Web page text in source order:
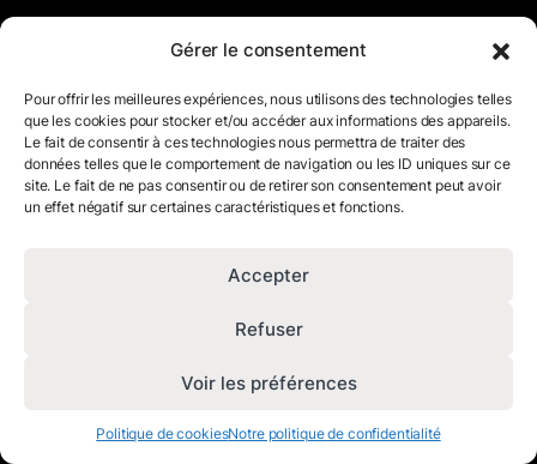
Gérer le consentement
Pour offrir les meilleures expériences, nous utilisons des technologies telles
que les cookies pour stocker et/ou accéder aux informations des appareils.
Le fait de consentir à ces technologies nous permettra de traiter des
données telles que le comportement de navigation ou les ID uniques sur ce
site. Le fait de ne pas consentir ou de retirer son consentement peut avoir
un effet négatif sur certaines caractéristiques et fonctions.
Accepter
Refuser
Voir les préférences
Politique de cookiesNotre politique de confidentialité